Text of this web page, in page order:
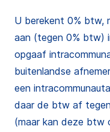
U berekent 0% btw,
aan (tegen 0% btw)
opgaaf
buitenlandse
een
daar de btw af
(maar kan deze btw